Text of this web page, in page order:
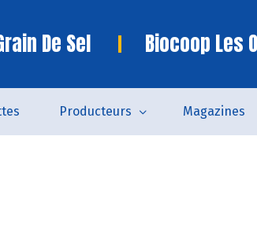
De Sel Biocoop Les
Producteurs Magazines